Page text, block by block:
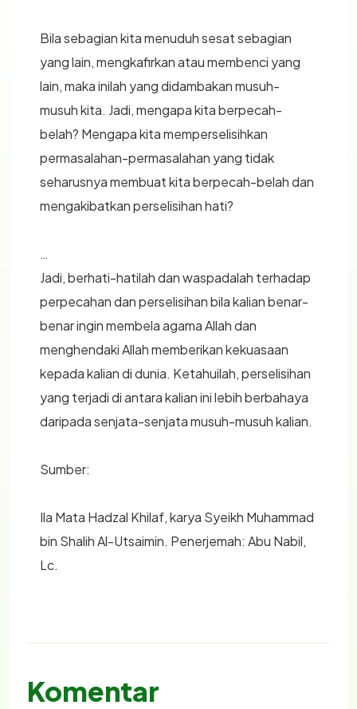
Bila sebagian kita menuduh sesat sebagian
yang lain, mengkafirkan atau membenci yang
lain, maka inilah yang didambakan musuh-
musuh kita. Jadi, mengapa kita berpecah-
belah? Mengapa kita memperselisihkan
permasalahan-permasalahan yang tidak
seharusnya membuat kita berpecah-belah dan
mengakibatkan perselisihan hati?
…
Jadi, berhati-hatilah dan waspadalah terhadap
perpecahan dan perselisihan bila kalian benar-
benar ingin membela agama Allah dan
menghendaki Allah memberikan kekuasaan
kepada kalian di dunia. Ketahuilah, perselisihan
yang terjadi di antara kalian ini lebih berbahaya
daripada senjata-senjata musuh-musuh kalian.
Sumber:
Ila Mata Hadzal Khilaf, karya Syeikh Muhammad
bin Shalih Al-Utsaimin. Penerjemah: Abu Nabil,
Lc.
Komentar